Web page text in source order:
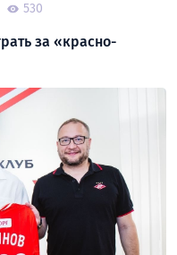
530
за «красно-